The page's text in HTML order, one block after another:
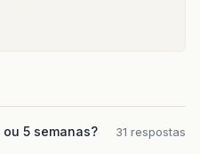
5 semanas?
31 respostas